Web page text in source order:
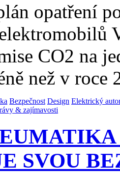
opatření
CO2 na
než v
Bezpečnost Design Elektrický
& zajímavosti
SVOU